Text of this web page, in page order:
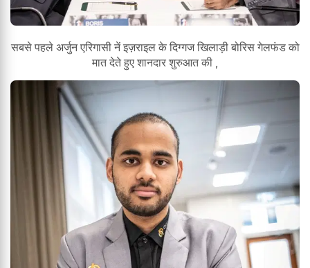
सबसे पहले अर्जुन एरिगासी नें इज़राइल के दिग्गज खिलाड़ी बोरिस गेलफंड को
मात देते हुए शानदार शुरुआत की ,